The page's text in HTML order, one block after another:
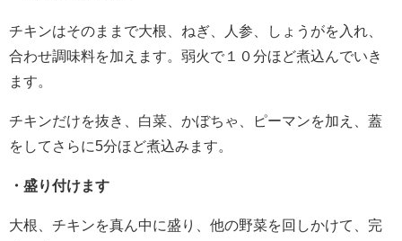
チキンはそのままで大根、ねぎ、人参、しょうがを入れ、
合わせ調味料を加えます。弱火で１０分ほど煮込んでいき
ます。
チキンだけを抜き、白菜、かぼちゃ、ピーマンを加え、蓋
をしてさらに5分ほど煮込みます。
・盛り付けます
大根、チキンを真ん中に盛り、他の野菜を回しかけて、完